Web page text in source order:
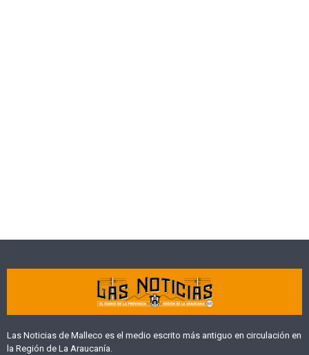
Las Noticias de Malleco es el medio escrito más antiguo en circulación en
la Región de La Araucanía.